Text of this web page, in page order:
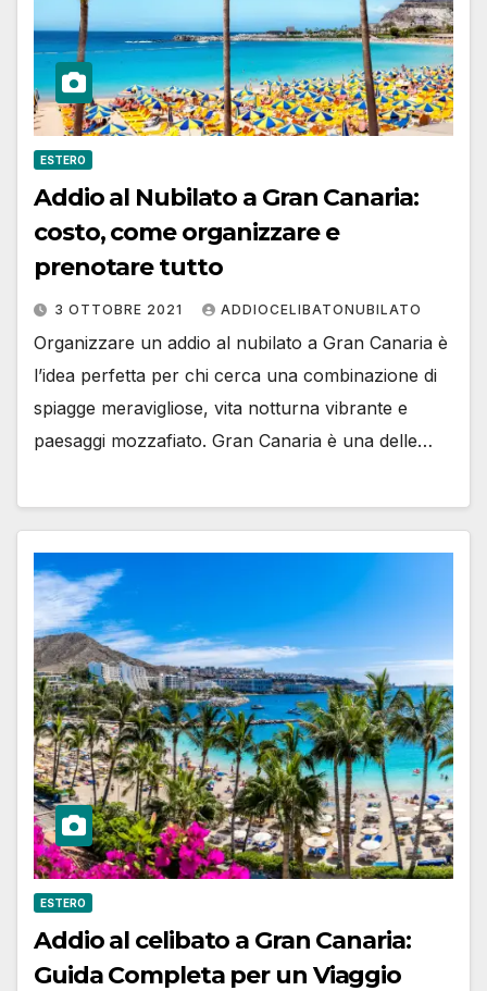
ESTERO
Addio al Nubilato a Gran Canaria:
costo, come organizzare e
prenotare tutto
3 OTTOBRE 2021 ADDIOCELIBATONUBILATO
Organizzare un addio al nubilato a Gran Canaria è
l’idea perfetta per chi cerca una combinazione di
spiagge meravigliose, vita notturna vibrante e
paesaggi mozzafiato. Gran Canaria è una delle…
ESTERO
Addio al celibato a Gran Canaria:
Guida Completa per un Viaggio